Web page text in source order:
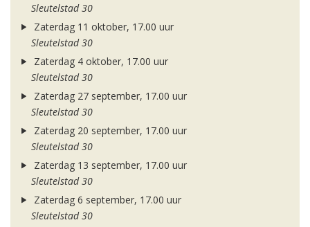
Sleutelstad 30
Zaterdag 11 oktober, 17.00 uur
Sleutelstad 30
Zaterdag 4 oktober, 17.00 uur
Sleutelstad 30
Zaterdag 27 september, 17.00 uur
Sleutelstad 30
Zaterdag 20 september, 17.00 uur
Sleutelstad 30
Zaterdag 13 september, 17.00 uur
Sleutelstad 30
Zaterdag 6 september, 17.00 uur
Sleutelstad 30